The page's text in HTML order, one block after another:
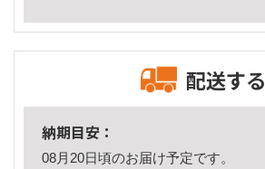
配送する
納期目安：
08月20日頃のお届け予定です。